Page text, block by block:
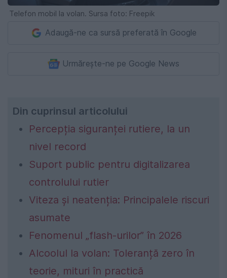
Telefon mobil la volan. Sursa foto: Freepik
Adaugă-ne ca sursă preferată în Google
Urmărește-ne pe Google News
Din cuprinsul articolului
Percepția siguranței rutiere, la un
nivel record
Suport public pentru digitalizarea
controlului rutier
Viteza și neatenția: Principalele riscuri
asumate
Fenomenul „flash-urilor” în 2026
Alcoolul la volan: Toleranță zero în
teorie, mituri în practică